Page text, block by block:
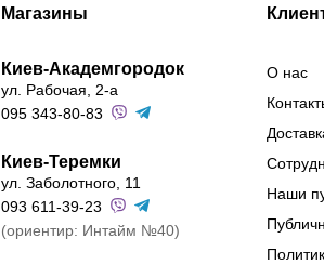
Магазины
Киев-Академгородок
ул. Рабочая, 2-а
095 343-80-83
Киев-Теремки
ул. Заболотного, 11
093 611-39-23
(ориентир: Интайм №40)
О нас
Наши